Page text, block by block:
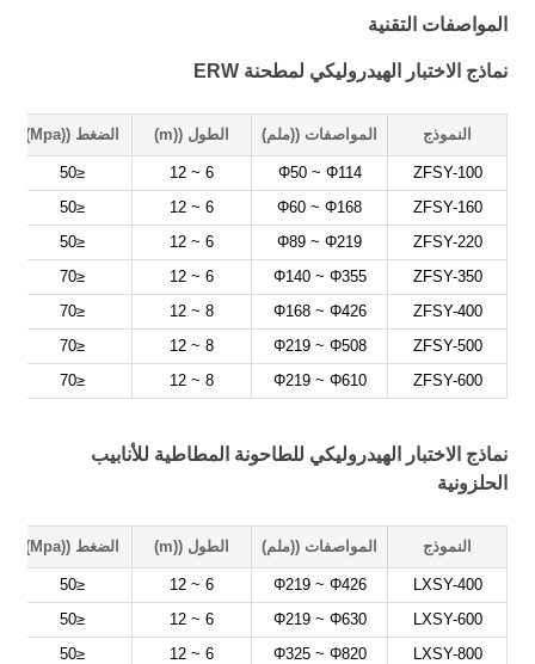
المواصفات التقنية
نماذج الاختبار الهيدروليكي لمطحنة ERW
النموذج المواصفات ((ملم) الطول ((m) الضغط ((Mpa)
ZFSY-100
Φ50 ~ Φ114
6 ~ 12
≤50
ZFSY-160
Φ60 ~ Φ168
6 ~ 12
≤50
ZFSY-220
Φ89 ~ Φ219
6 ~ 12
≤50
ZFSY-350
Φ140 ~ Φ355
6 ~ 12
≤70
ZFSY-400
Φ168 ~ Φ426
8 ~ 12
≤70
ZFSY-500
Φ219 ~ Φ508
8 ~ 12
≤70
ZFSY-600
Φ219 ~ Φ610
8 ~ 12
≤70
نماذج الاختبار الهيدروليكي للطاحونة المطاطية للأنابيب
الحلزونية
النموذج المواصفات ((ملم) الطول ((m) الضغط ((Mpa)
LXSY-400
Φ219 ~ Φ426
6 ~ 12
≤50
LXSY-600
Φ219 ~ Φ630
6 ~ 12
≤50
LXSY-800
Φ325 ~ Φ820
6 ~ 12
≤50